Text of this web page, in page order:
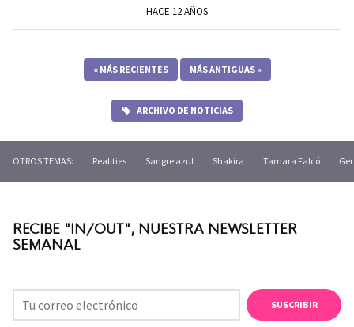
HACE 12 AÑOS
«MÁS RECIENTES MÁS ANTIGUAS »
ARCHIVO DE NOTICIAS
OTROS TEMAS: Realities Sangre azul Shakira Tamara Falcó
RECIBE "IN/OUT", NUESTRA NEWSLETTER
SEMANAL
SUSCRIBIR